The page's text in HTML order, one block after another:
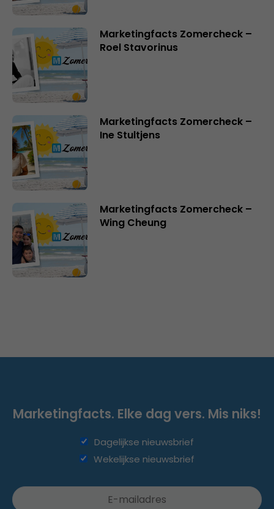
Marketingfacts Zomercheck –
Roel Stavorinus
Marketingfacts Zomercheck –
Ine Stultjens
Marketingfacts Zomercheck –
Wing Cheung
Marketingfacts. Elke dag vers. Mis niks!
Dagelijkse nieuwsbrief
Wekelijkse nieuwsbrief